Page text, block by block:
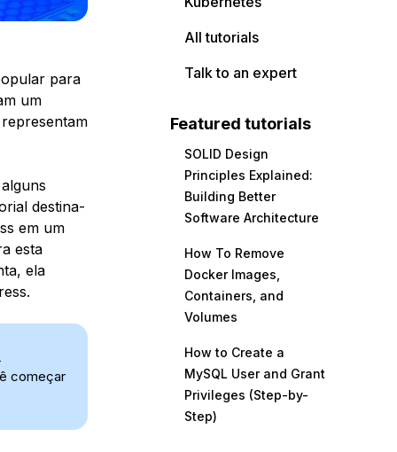
para
um
destina-
em um
esta
ela
começar
All tutorials
Talk to an expert
Featured tutorials
SOLID Design
Principles Explained:
Building Better
Software Architecture
How To Remove
Docker Images,
Containers, and
Volumes
How to Create a
MySQL User and Grant
Privileges (Step-by-
Step)